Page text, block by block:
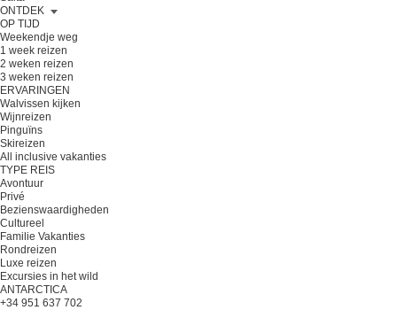
ONTDEK
OP TIJD
Weekendje weg
1 week reizen
2 weken reizen
3 weken reizen
ERVARINGEN
Walvissen kijken
Wijnreizen
Pinguïns
Skireizen
All inclusive vakanties
TYPE REIS
Avontuur
Privé
Bezienswaardigheden
Cultureel
Familie Vakanties
Rondreizen
Luxe reizen
Excursies in het wild
ANTARCTICA
+34 951 637 702